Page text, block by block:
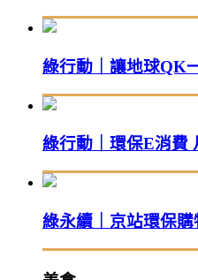
綠行動｜讓地球QK
綠行動｜環保E消費
綠永續｜京站環保購